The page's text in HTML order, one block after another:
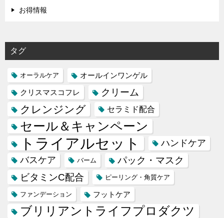
お得情報
タグ
オーラルケア
オールインワンゲル
クリスマスコフレ
クリーム
クレンジング セラミド配合
セール＆キャンペーン
トライアルセット
ハンドケア
バスケア
バーム
パック・マスク
ビタミンC配合
ピーリング・角質ケア
ファンデーション フットケア
ブリリアントライフプロダクツ